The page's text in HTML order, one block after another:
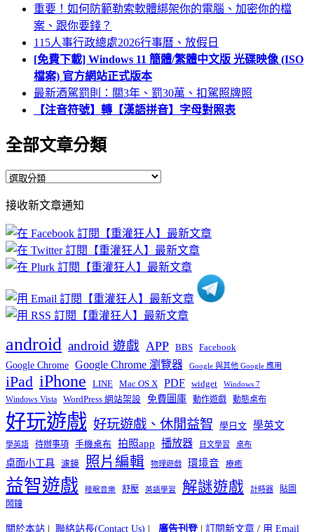
重要！如何防範勒索軟體綁架你的電腦、加密你的檔
案、跟你要錢？
115人事行政總處2026行事曆、放假日
[免費下載] Windows 11 簡體/繁體中文版 光碟映像 (ISO
檔案) 官方網站正式版本
最新酒駕罰則：關3年、罰30萬、扣駕照牌照
【注音符號】轉【漢語拼音】字母對照表
全部文章分類
全
文
章
分
類
接收新文章通知
android android 遊戲 APP BBS Facebook
Google Chrome Google Chrome 瀏覽器 Google 與其他 Google 應用
iPad iPhone LINE Mac OS X PDF widget Windows 7
Windows Vista WordPress 網站架設 免費圖庫 動作遊戲 動態桌布
好玩遊戲 好玩遊戲、休閒益智 學日文 學英文
學英語 待辦事項 手機桌布 拍照app 播放器 日文學習 桌布
桌面小工具 濾鏡 照片編輯 物理遊戲 環境音 療癒
益智遊戲 睡眠音樂 舒壓 英語學習 解謎遊戲 計時器
貼圖
鬧鐘
關於本站 | 聯絡站長(Contact Us) | 廣告刊登| 訂閱新文章 / 用 Email